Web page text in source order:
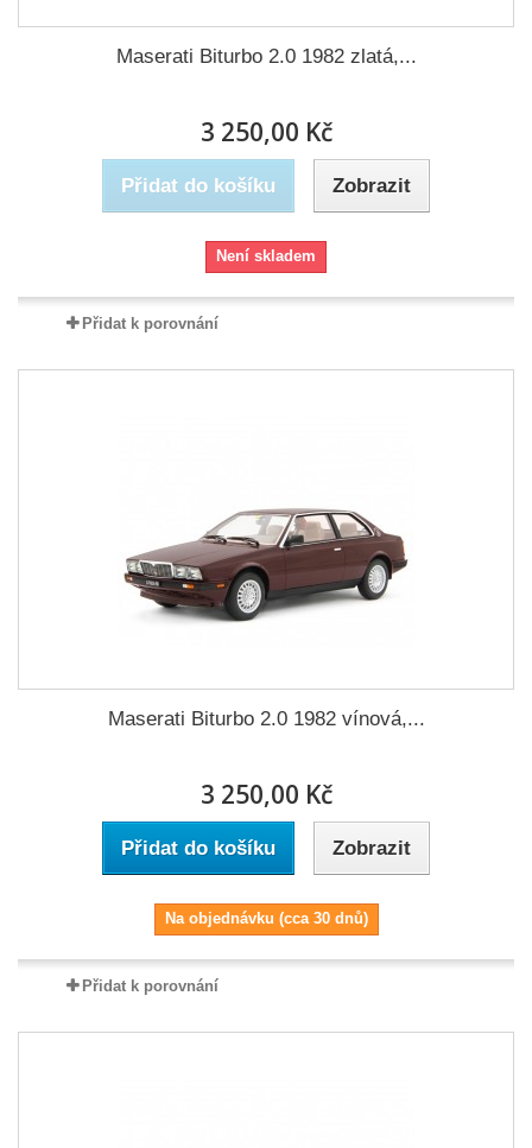
Maserati Biturbo 2.0 1982 zlatá,...
3 250,00 Kč
Přidat do košíku Zobrazit
Není skladem
Přidat k porovnání
Maserati Biturbo 2.0 1982 vínová,...
3 250,00 Kč
Přidat do košíku Zobrazit
Na objednávku (cca 30 dnů)
Přidat k porovnání